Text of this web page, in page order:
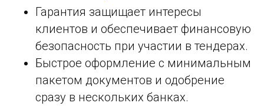
Гарантия защищает интересы
клиентов и обеспечивает финансовую
безопасность при участии в тендерах.
Быстрое оформление с минимальным
пакетом документов и одобрение
сразу в нескольких банках.